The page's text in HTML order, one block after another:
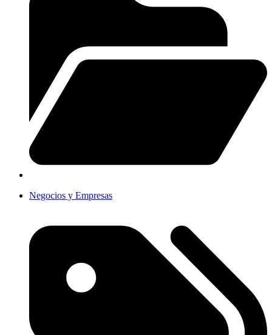
Negocios y Empresas